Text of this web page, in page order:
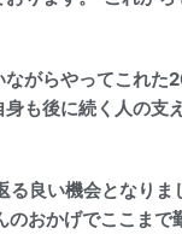
ながらやってこれた
も後に続く人の支
る良い機会となり
のおかげでここま